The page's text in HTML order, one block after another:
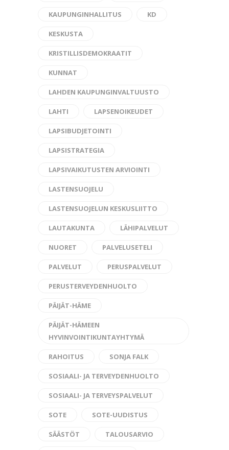
KAUPUNGINHALLITUS KD
KESKUSTA
KRISTILLISDEMOKRAATIT
KUNNAT
LAHDEN KAUPUNGINVALTUUSTO
LAHTI LAPSENOIKEUDET
LAPSIBUDJETOINTI
LAPSISTRATEGIA
LAPSIVAIKUTUSTEN ARVIOINTI
LASTENSUOJELU
LASTENSUOJELUN KESKUSLIITTO
LAUTAKUNTA LÄHIPALVELUT
NUORET PALVELUSETELI
PALVELUT PERUSPALVELUT
PERUSTERVEYDENHUOLTO
PÄIJÄT-HÄME
PÄIJÄT-HÄMEEN
HYVINVOINTIKUNTAYHTYMÄ
RAHOITUS SONJA FALK
SOSIAALI- JA TERVEYDENHUOLTO
SOSIAALI- JA TERVEYSPALVELUT
SOTE SOTE-UUDISTUS
SÄÄSTÖT TALOUSARVIO